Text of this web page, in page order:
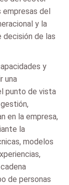
del
y la
decisión de las
y
una
punto de vista
en la empresa,
la
modelos
de personas